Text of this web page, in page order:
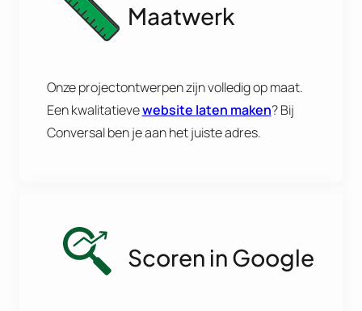
Maatwerk
Onze projectontwerpen zijn volledig op maat.
Een kwalitatievewebsite laten maken? Bij
Conversal ben je aan het juiste adres.
Scoren in Google